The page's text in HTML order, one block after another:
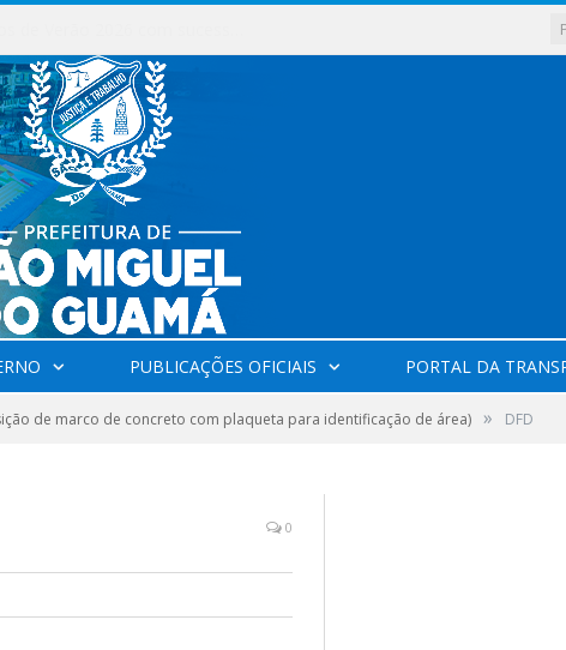
PUBLICAÇÕES OFICIAIS PORTAL DA
de marco de concreto com plaqueta para identificação de área) » DFD
0